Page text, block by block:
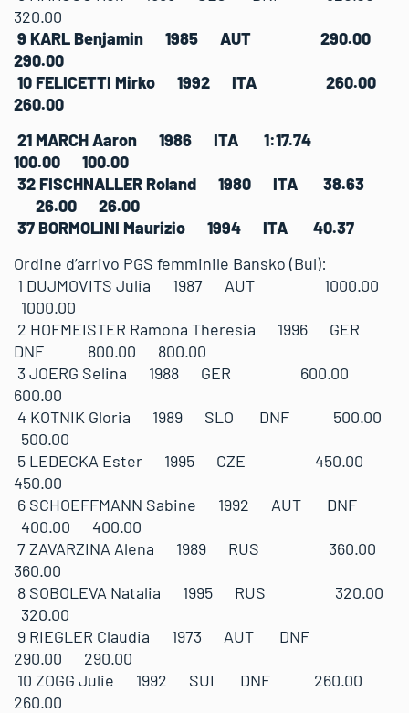
320.00
9 KARL Benjamin 1985 AUT 290.00
290.00
10 FELICETTI Mirko 1992 ITA 260.00
260.00
21 MARCH Aaron 1986 ITA 1:17.74
100.00 100.00
32 FISCHNALLER Roland 1980 ITA 38.63
26.00 26.00
37 BORMOLINI Maurizio 1994 ITA 40.37
Ordine d’arrivo PGS femminile Bansko (Bul):
1 DUJMOVITS Julia 1987 AUT 1000.00
1000.00
2 HOFMEISTER Ramona Theresia 1996 GER
DNF 800.00 800.00
3 JOERG Selina 1988 GER 600.00
600.00
4 KOTNIK Gloria 1989 SLO DNF 500.00
500.00
5 LEDECKA Ester 1995 CZE 450.00
450.00
6 SCHOEFFMANN Sabine 1992 AUT DNF
400.00 400.00
7 ZAVARZINA Alena 1989 RUS 360.00
360.00
8 SOBOLEVA Natalia 1995 RUS 320.00
320.00
9 RIEGLER Claudia 1973 AUT DNF
290.00 290.00
10 ZOGG Julie 1992 SUI DNF 260.00
260.00